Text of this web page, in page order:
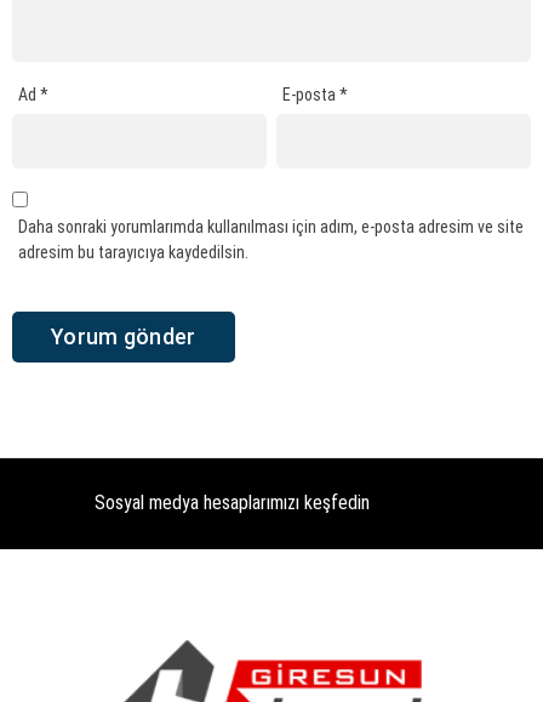
Ad * E-posta*
Daha sonraki yorumlarımda kullanılması için adım, e-posta adresim ve site
adresim bu tarayıcıya kaydedilsin.
Sosyal medya hesaplarımızı keşfedin